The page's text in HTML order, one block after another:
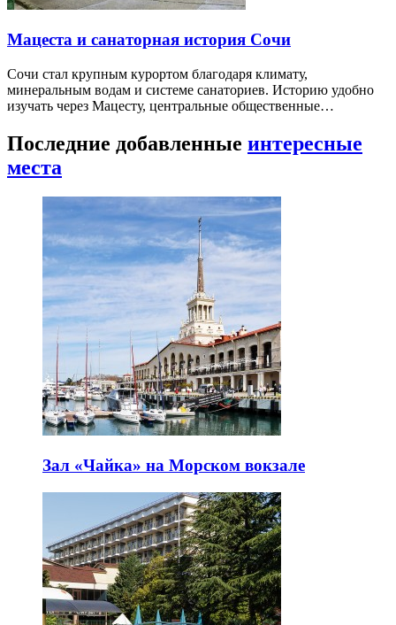
Мацеста и санаторная история Сочи
Сочи стал крупным курортом благодаря климату,
минеральным водам и системе санаториев. Историю удобно
изучать через Мацесту, центральные общественные…
Последние добавленные интересные
места
Зал «Чайка» на Морском вокзале